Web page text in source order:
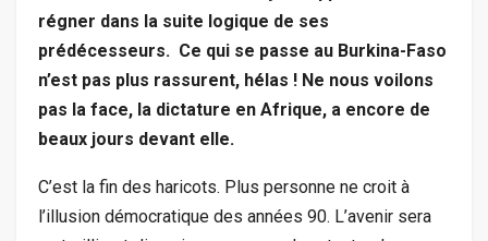
régner dans la suite logique de ses
prédécesseurs. Ce qui se passe au Burkina-Faso
n’est pas plus rassurent, hélas ! Ne nous voilons
pas la face, la dictature en Afrique, a encore de
beaux jours devant elle.
C’est la fin des haricots. Plus personne ne croit à
l’illusion démocratique des années 90. L’avenir sera